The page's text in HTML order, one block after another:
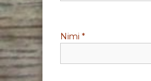
i
Nimi *